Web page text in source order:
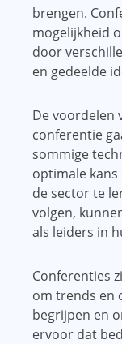
brengen.
mogelijkheid
door
en gedeelde
De voordelen
conferentie
sommige
optimale
de sector te
volgen,
als leiders in
Conferenties
om trends en
begrijpen en
ervoor dat